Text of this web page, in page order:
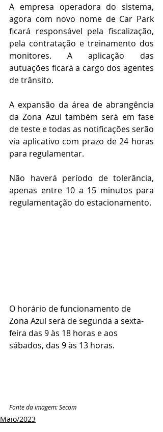
A empresa operadora do sistema,
agora com novo nome de Car Park
ficará responsável pela fiscalização,
pela contratação e treinamento dos
monitores. A aplicação das
autuações ficará a cargo dos agentes
de trânsito.
A expansão da área de abrangência
da Zona Azul também será em fase
de teste e todas as notificações serão
via aplicativo com prazo de 24 horas
para regulamentar.
Não haverá período de tolerância,
apenas entre 10 a 15 minutos para
regulamentação do estacionamento.
O horário de funcionamento de
Zona Azul será de segunda a sexta-
feira das 9 às 18 horas e aos
sábados, das 9 às 13 horas.
Fonte da imagem: Secom
Maio/2023